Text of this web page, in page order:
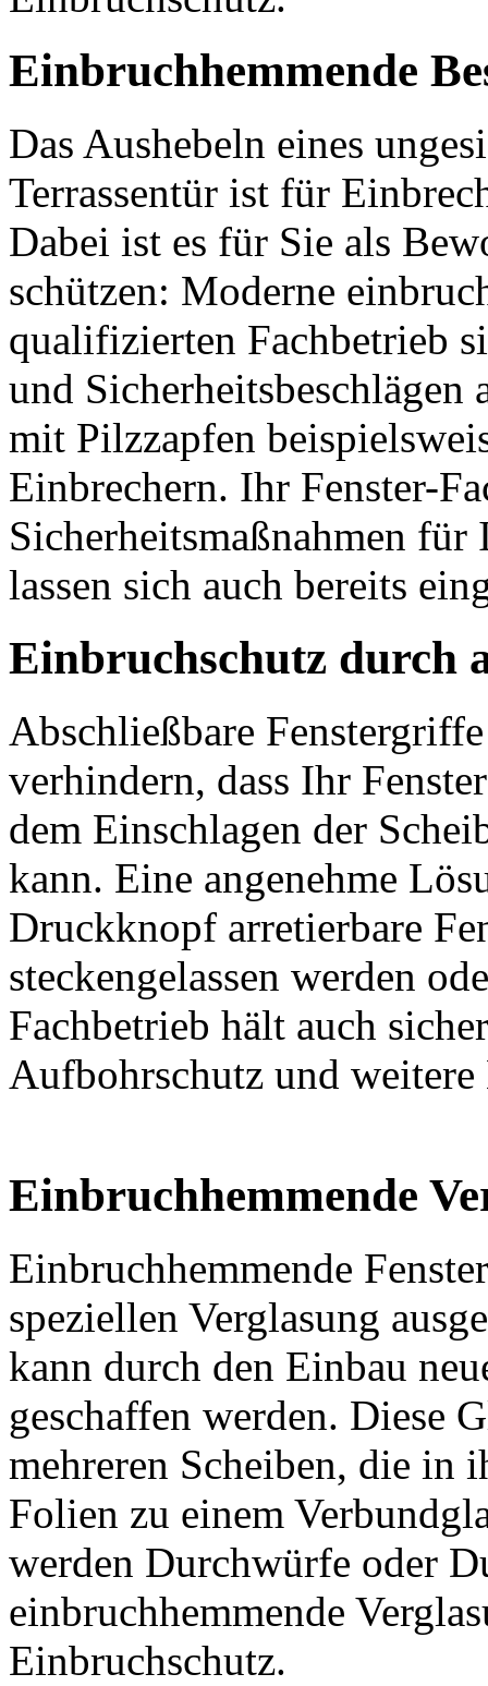
Einbruchhemmende
Das Aushebeln eines
Terrassentür ist für
Dabei ist es für Sie als
schützen: Moderne
qualifizierten Fachbetrieb
und Sicherheitsbeschlägen
mit Pilzzapfen
Einbrechern. Ihr Fenster-
Sicherheitsmaßnahmen
lassen sich auch bereits
Einbruchschutz durch
Abschließbare
verhindern, dass Ihr
dem Einschlagen der
kann. Eine angenehme
Druckknopf arretierbare
steckengelassen werden
Fachbetrieb hält auch
Aufbohrschutz und
Einbruchhemmende
Einbruchhemmende
speziellen Verglasung
kann durch den Einbau
geschaffen werden. Diese
mehreren Scheiben, die in
Folien zu einem
werden Durchwürfe oder
einbruchhemmende
Einbruchschutz.